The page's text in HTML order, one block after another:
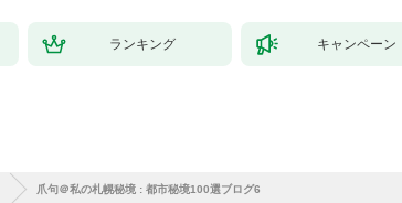
ランキング キャンペーン
爪句＠私の札幌秘境 : 都市秘境100選ブログ6